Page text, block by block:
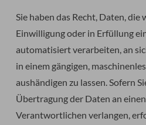
Sie haben das Recht, Daten,
Einwilligung oder in Erfüllung
automatisiert verarbeiten, an
in einem gängigen,
aushändigen zu lassen. Sofern
Übertragung der Daten an
Verantwortlichen verlangen,